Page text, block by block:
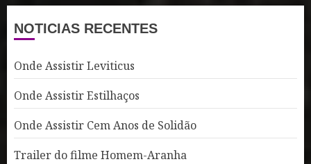
NOTICIAS RECENTES
Onde Assistir Leviticus
Onde Assistir Estilhaços
Onde Assistir Cem Anos de Solidão
Trailer do filme Homem-Aranha